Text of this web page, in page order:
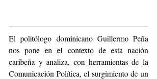
El politólogo dominicano Guillermo Peña
nos pone en el contexto de esta nación
caribeña y analiza, con herramientas de la
Comunicación Política, el surgimiento de un